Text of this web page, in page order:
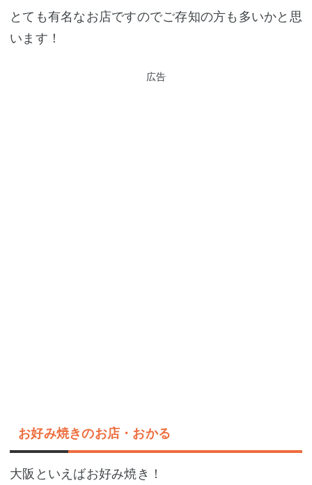
とても有名なお店ですのでご存知の方も多いかと思
います！
広告
お好み焼きのお店・おかる
大阪といえばお好み焼き！